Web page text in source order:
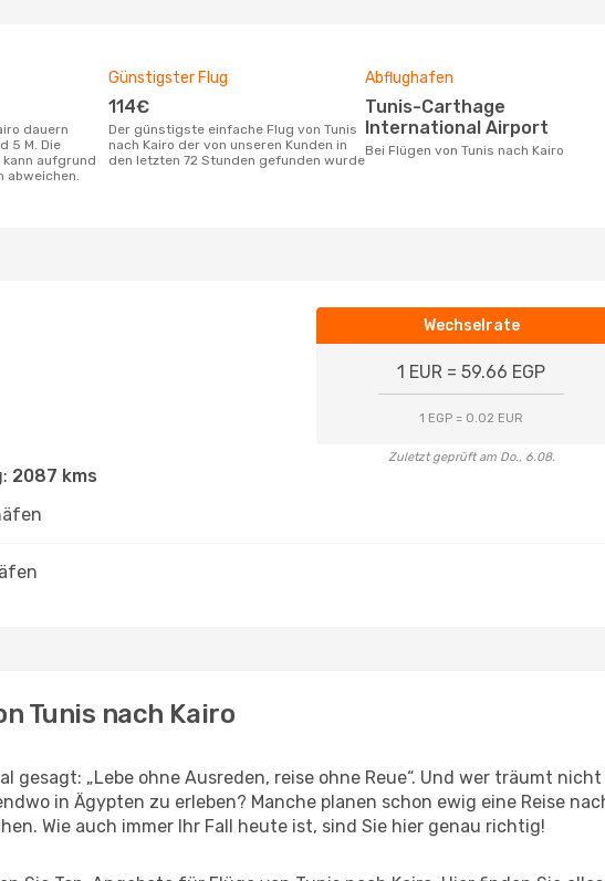
5 M. Die
aufgrund
abweichen.
Günstigster Flug
114€
Der günstigste einfache Flug von Tunis
nach Kairo der von unseren Kunden in
den letzten 72 Stunden gefunden wurde
Abflughafen
Tunis-Carthage
International Airport
Bei Flügen von Tunis nach Kairo
Wechselrate
1 EUR = 59.66 EGP
1 EGP = 0.02 EUR
Zuletzt geprüft am Do., 6.08.
2087 kms
Tunis nach Kairo
gesagt: „Lebe ohne Ausreden, reise ohne Reue“. Und wer träumt
in Ägypten zu erleben? Manche planen schon ewig eine Reise
Wie auch immer Ihr Fall heute ist, sind Sie hier genau richtig!